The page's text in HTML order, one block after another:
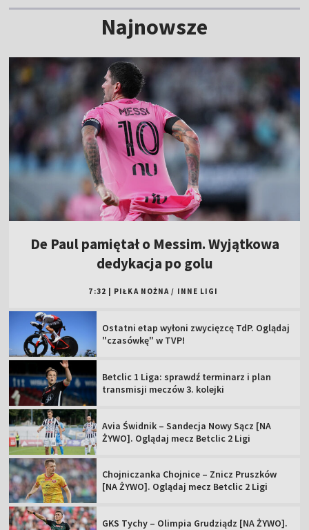
Najnowsze
De Paul pamiętał o Messim. Wyjątkowa
dedykacja po golu
7:32 PIŁKA NOŻNA / INNE LIGI
Ostatni etap wyłoni zwycięzcę TdP. Oglądaj
"czasówkę" w TVP!
Betclic 1 Liga: sprawdź terminarz i plan
transmisji meczów 3. kolejki
Avia Świdnik – Sandecja Nowy Sącz [NA
ŻYWO]. Oglądaj mecz Betclic 2 Ligi
Chojniczanka Chojnice – Znicz Pruszków
[NA ŻYWO]. Oglądaj mecz Betclic 2 Ligi
GKS Tychy – Olimpia Grudziądz [NA ŻYWO].